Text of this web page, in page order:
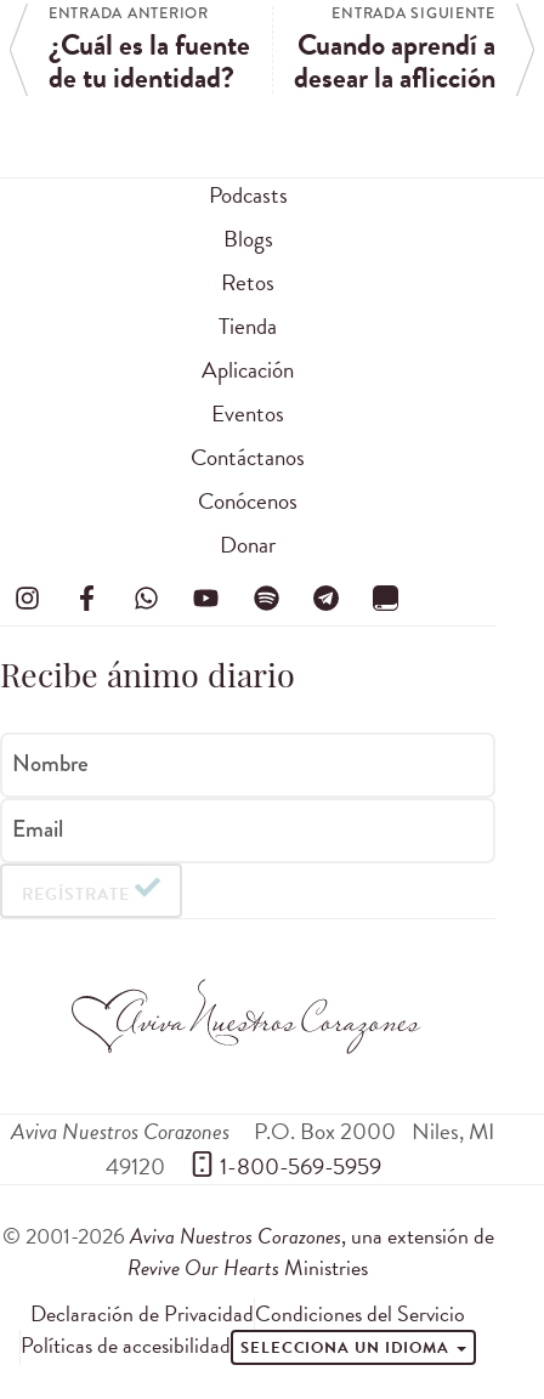
ENTRADA ANTERIOR
¿Cuál es la fuente
de tu identidad?
ENTRADA SIGUIENTE
Cuando aprendí a
desear la aflicción
Podcasts
Blogs
Retos
Tienda
Aplicación
Eventos
Contáctanos
Conócenos
Donar
Recibe ánimo diario
Nombre
Email
REGÍSTRATE
Aviva Nuestros Corazones P.O. Box 2000 Niles,MI
49120
1-800-569-5959
© 2001-2026Aviva Nuestros Corazones, una extensión de
Revive Our Hearts Ministries
Declaración de PrivacidadCondiciones del Servicio
Políticas de accesibilidad SELECCIONA UN IDIOMA